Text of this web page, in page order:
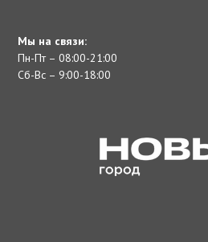
Мы на связи:
Пн-Пт – 08:00-21:00
Сб-Вс – 9:00-18:00